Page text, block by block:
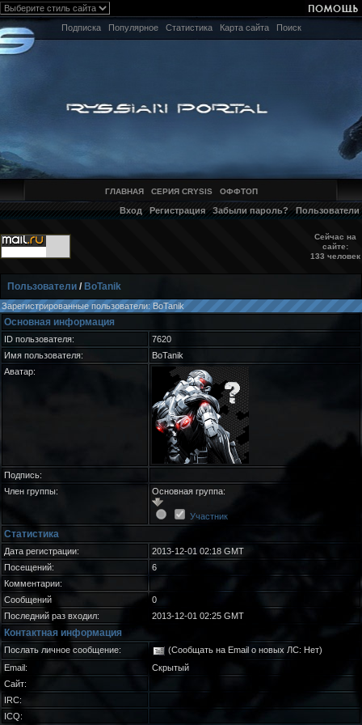
Подписка Популярное Статистика Карта сайта Поиск
ГЛАВНАЯ СЕРИЯ CRYSIS ОФФТОП
Вход Регистрация Забыли пароль? Пользователи
Сейчас на
сайте:
133 человек
Пользователи / BoTanik
Зарегистрированные пользователи: BoTanik
Основная информация
ID пользователя:
7620
Имя пользователя:
BoTanik
Аватар:
Подпись:
Член группы:
Основная группа:
Участник
Статистика
Дата регистрации:
2013-12-01 02:18 GMT
Посещений:
6
Комментарии:
Сообщений
0
Последний раз входил:
2013-12-01 02:25 GMT
Контактная информация
Послать личное сообщение:
(Сообщать на Email о новых ЛС: Нет)
Email:
Скрытый
Сайт:
IRC:
ICQ: